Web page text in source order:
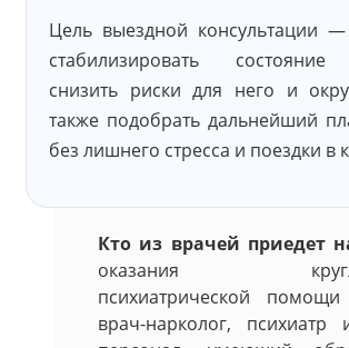
Цель выездной консультации
стабилизировать состояние
снизить риски для него и
также подобрать дальнейший
без лишнего стресса и поездки в
Кто из врачей приедет
оказания
психиатрической помощи
врач-нарколог,